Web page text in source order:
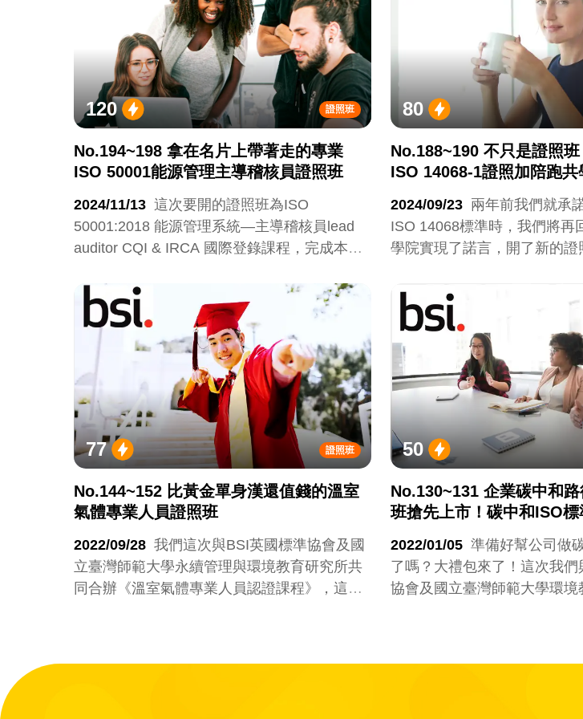
證照班
120
No.194~198 拿在名片上帶著走的專業
ISO 50001能源管理主導稽核員證照班
2024/11/13 這次要開的證照班為ISO
50001:2018 能源管理系統—主導稽核員lead
auditor CQI & IRCA 國際登錄課程，完成本課
課程證書，機會非常難得且只有10位名額。
80
No.188~190 不只是證照
ISO 14068-1證照加陪跑共
2024/09/23 兩年前我們就承
ISO 14068標準時，我們將再
學院實現了諾言，開了新的證
證照班
77
No.144~152 比黃金單身漢還值錢的溫室
氣體專業人員證照班
2022/09/28 我們這次與BSI英國標準協會及國
立臺灣師範大學永續管理與環境教育研究所共
同合辦《溫室氣體專業人員認證課程》，這個
50
No.130~131 企業碳中和
班搶先上市！碳中和ISO
2022/01/05 準備好幫公司做
了嗎？大禮包來了！這次我
協會及國立臺灣師範大學環境